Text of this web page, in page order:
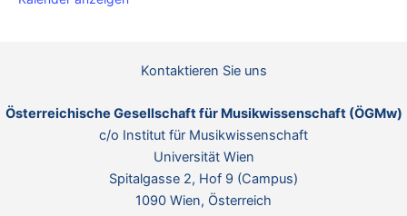
Kontaktieren Sie uns
Österreichische Gesellschaft für Musikwissenschaft (ÖGMw)
c/o Institut für Musikwissenschaft
Universität Wien
Spitalgasse 2, Hof 9 (Campus)
1090 Wien, Österreich